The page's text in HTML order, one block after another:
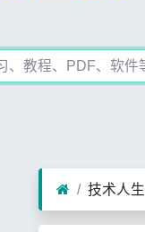
技术人生